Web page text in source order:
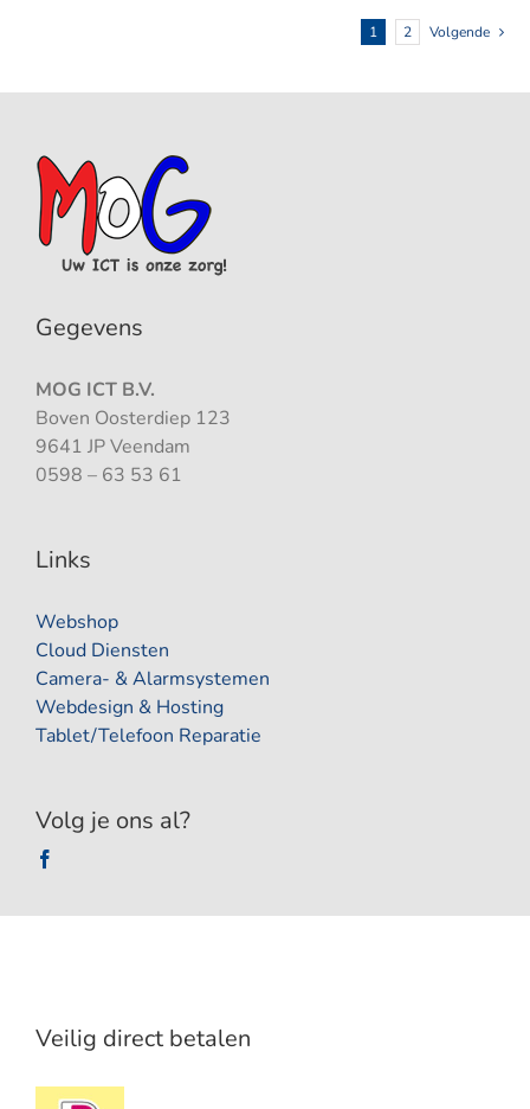
1 2 Volgende
Gegevens
MOG ICT B.V.
Boven Oosterdiep 123
9641 JP Veendam
0598 – 63 53 61
Links
Webshop
Cloud Diensten
Camera- & Alarmsystemen
Webdesign & Hosting
Tablet/Telefoon Reparatie
Volg je ons al?
Veilig direct betalen